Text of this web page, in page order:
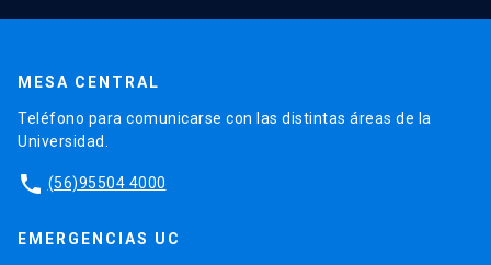
MESA CENTRAL
Teléfono para comunicarse con las distintas áreas de la
Universidad.
phone (56)95504 4000
EMERGENCIAS UC